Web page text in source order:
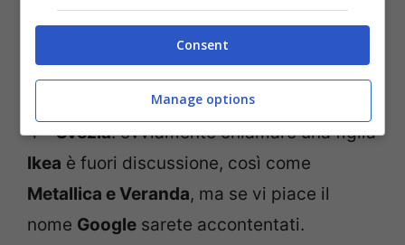
romano(ad esempioSettimio o Primo).
avete un figlio potete
chiamarloBus Numero 16.
4 –Svezia: ovviamente chiamare una figlia
Ikea è fuori discussione, così come
Metallica e Veranda, ma se vi piace il
nome Google sarete accontentati.
Consent
Manage options